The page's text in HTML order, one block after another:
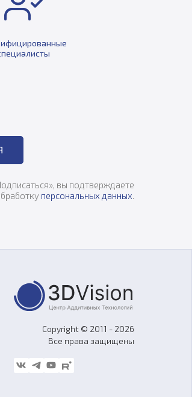
вы подтверждаете
персональных данных.
Copyright © 2011 - 2026
Все права защищены